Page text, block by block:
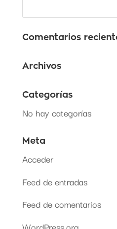
Comentarios
Archivos
Categorías
No hay categorías
Meta
Acceder
Feed de entradas
Feed de comentarios